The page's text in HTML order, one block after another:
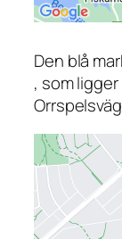
Den blå
, som